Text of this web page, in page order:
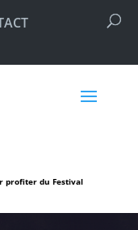
profiter du Festival